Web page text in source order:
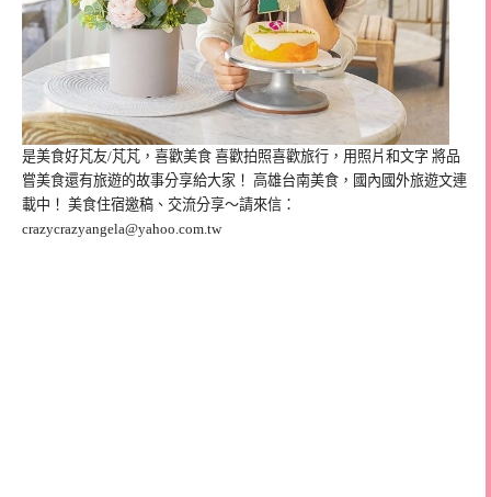
是美食好芃友/芃芃，喜歡美食 喜歡拍照喜歡旅行，用照片和文字 將品
嘗美食還有旅遊的故事分享給大家！ 高雄台南美食，國內國外旅遊文連
載中！ 美食住宿邀稿、交流分享～請來信：
crazycrazyangela@yahoo.com.tw